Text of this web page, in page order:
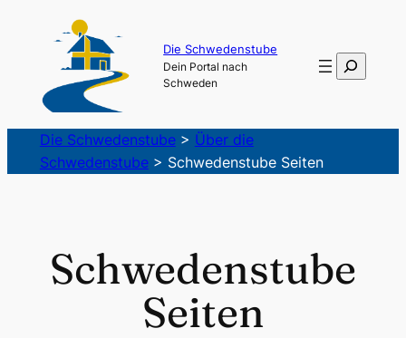
springen
Die Schwedenstube
Dein Portal nach
Schweden
Suchen
Die Schwedenstube> Über die
Schwedenstube> Schwedenstube Seiten
Schwedenstube
Seiten